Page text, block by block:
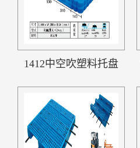
1412中空吹塑料托盘